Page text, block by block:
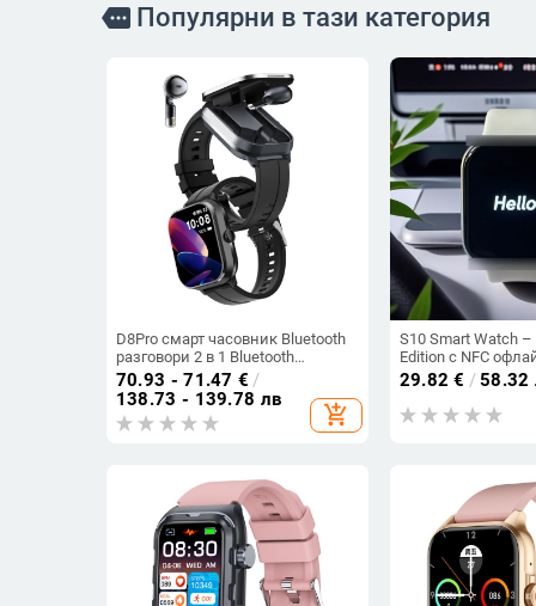
more Популярни в тази категория
D8Pro смарт часовник Bluetooth
разговори 2 в 1 Bluetooth
слушалки 2"
70.93 - 71.47 € /
138.73 - 139.78 лв
add_shopping_cart
S10 Smart Watch –
Edition с NFC
мониторинг на
честота, Bluetooth
магнитно
29.82 € /58.32